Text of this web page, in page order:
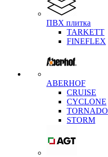
ПВХ плитка
TARKETT
FINEFLEX
ABERHOF
CRUISE
CYCLONE
TORNADO
STORM